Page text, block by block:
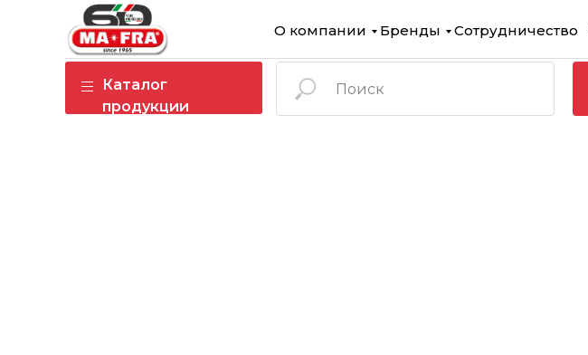
Сотрудничество
Бренды
Каталог
продукции
О компании